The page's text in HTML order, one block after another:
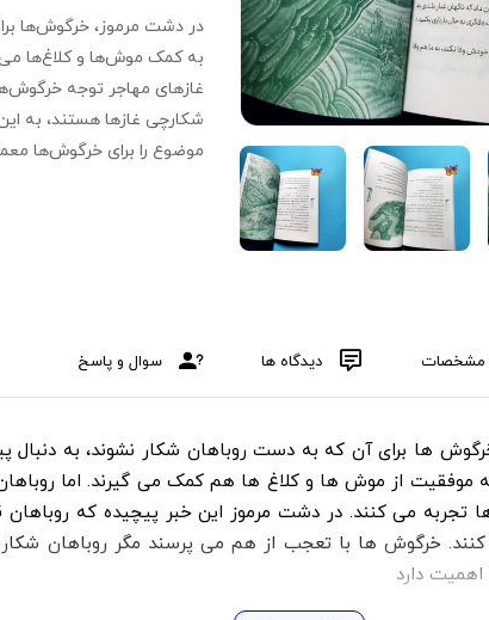
در دشت مرموز، خرگوش‌ها
به کمک موش‌ها و کلاغ‌ها
غازهای مهاجر توجه
شکارچی غازها هستند، به
موضوع را برای خرگوش‌ها
مشخصات دیدگاه ها سوال و پاسخ
ها برای آن که به دست روباهان شکار نشوند، به دنبال
موفقیت از موش ها و کلاغ ها هم کمک می گیرند. اما
تجربه می کنند. در دشت مرموز این خبر پیچیده که روباهان
خرگوش ها با تعجب از هم می پرسند مگر روباهان
دارد